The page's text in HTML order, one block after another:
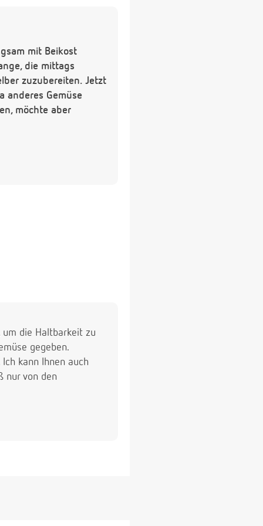
mit Beikost
die mittags
zuzubereiten. Jetzt
anderes Gemüse
möchte aber
die Haltbarkeit zu
gegeben.
kann Ihnen auch
nur von den